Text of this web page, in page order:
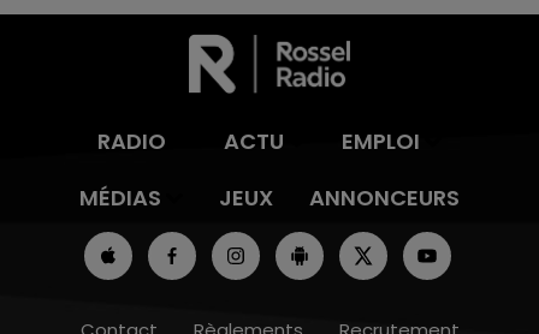
RADIO ACTU
EMPLOI
MÉDIAS
JEUX ANNONCEURS